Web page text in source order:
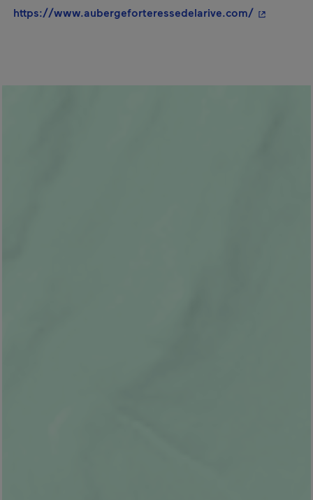
https://www.aubergeforteressedelarive.com/- Cet